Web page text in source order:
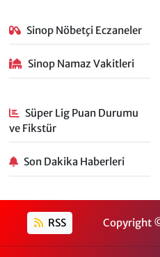
Sinop Nöbetçi Eczaneler
Sinop Namaz Vakitleri
Süper Lig Puan Durumu
ve Fikstür
Son Dakika Haberleri
RSS Copyright